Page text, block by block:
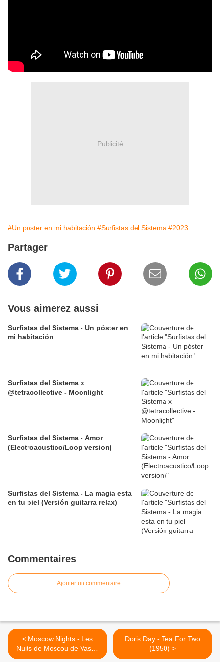
Publicité
#Un poster en mi habitación #Surfistas del Sistema #2023
Partager
Vous aimerez aussi
Surfistas del Sistema - Un póster en
mi habitación
Surfistas del Sistema x
@tetracollective - Moonlight
Surfistas del Sistema - Amor
(Electroacustico/Loop version)
Surfistas del Sistema - La magia esta
en tu piel (Versión guitarra relax)
Commentaires
Ajouter un commentaire
< Moscow Nights - Les
Nuits de Moscou de Vassili
Soloviov-Sedoï
Doris Day - Tea For Two
(1950) >